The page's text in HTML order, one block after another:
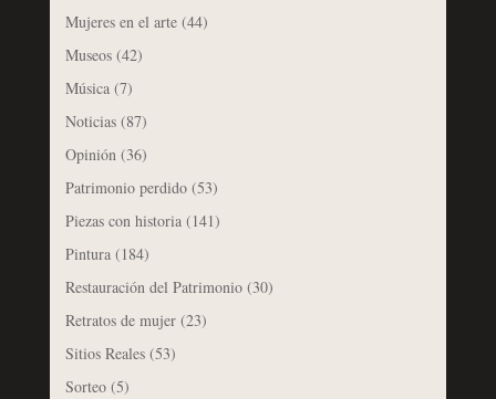
Mujeres en el arte(44)
Museos(42)
Música(7)
Noticias(87)
Opinión(36)
Patrimonio perdido(53)
Piezas con historia(141)
Pintura(184)
Restauración del Patrimonio(30)
Retratos de mujer(23)
Sitios Reales(53)
Sorteo(5)